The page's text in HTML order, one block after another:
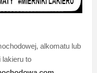
alkomatu lub
lakieru to